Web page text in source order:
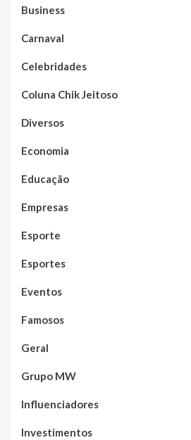
Business
Carnaval
Celebridades
Coluna Chik Jeitoso
Diversos
Economia
Educação
Empresas
Esporte
Esportes
Eventos
Famosos
Geral
Grupo MW
Influenciadores
Investimentos